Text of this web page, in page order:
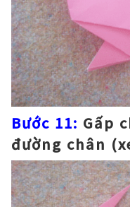
Bước 11: Gấp
đường chân